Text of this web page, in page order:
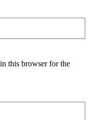
this browser for the